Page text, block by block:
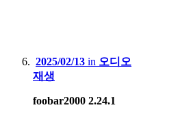
2025/02/13 in 오디오
재생
foobar2000 2.24.1